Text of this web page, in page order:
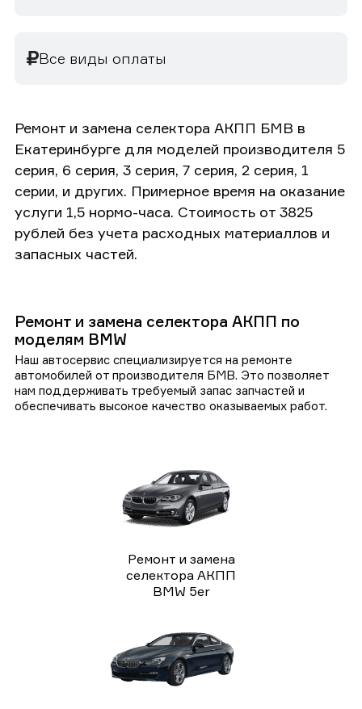
Все виды оплаты
Ремонт и замена селектора АКПП БМВ в
Екатеринбурге для моделей производителя 5
серия, 6 серия, 3 серия, 7 серия, 2 серия, 1
серии, и других. Примерное время на оказание
услуги 1,5 нормо-часа. Стоимость от 3825
рублей без учета расходных материаллов и
запасных частей.
Ремонт и замена селектора АКПП по
моделям BMW
Наш автосервис специализируется на ремонте
автомобилей от производителя БМВ. Это позволяет
нам поддерживать требуемый запас запчастей и
обеспечивать высокое качество оказываемых работ.
Ремонт и замена
селектора АКПП
BMW 5er